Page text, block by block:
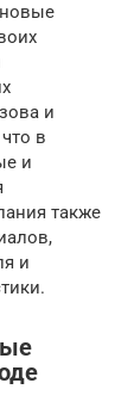
и
в
и
также
и